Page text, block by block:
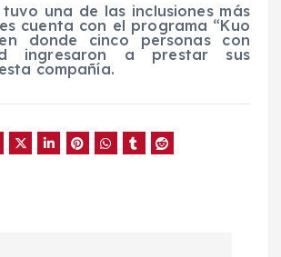
una de las inclusiones más
cuenta con el programa “Kuo
donde cinco personas con
ingresaron a prestar sus
compañía.